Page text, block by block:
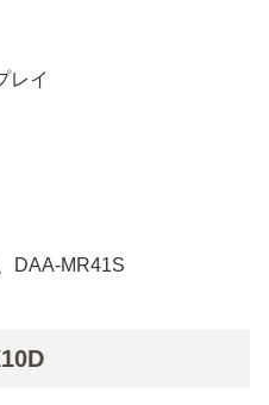
レイ
DAA-MR41S